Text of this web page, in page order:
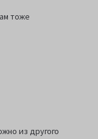
тоже
из другого